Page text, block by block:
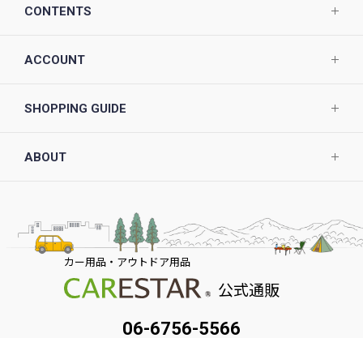
CONTENTS
ACCOUNT
SHOPPING GUIDE
ABOUT
カー用品・アウトドア用品
公式通販
06-6756-5566